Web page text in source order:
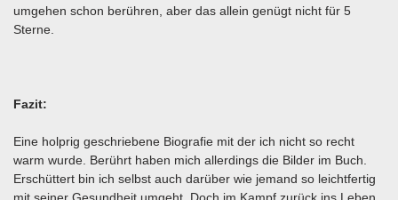
umgehen schon berühren, aber das allein genügt nicht für 5
Sterne.
Fazit:
Eine holprig geschriebene Biografie mit der ich nicht so recht
warm wurde. Berührt haben mich allerdings die Bilder im Buch.
Erschüttert bin ich selbst auch darüber wie jemand so leichtfertig